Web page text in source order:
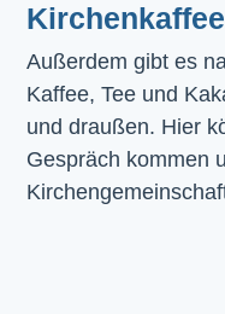
Kirchenkaffee
Außerdem gibt es
Kaffee, Tee und
und draußen. Hier
Gespräch kommen